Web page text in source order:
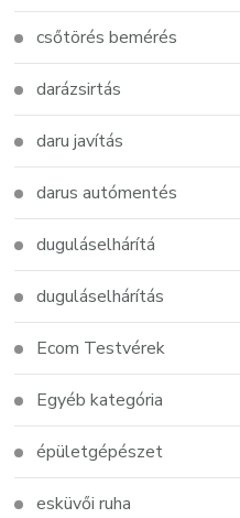
csőtörés bemérés
darázsirtás
daru javítás
darus autómentés
duguláselhárítá
duguláselhárítás
Ecom Testvérek
Egyéb kategória
épületgépészet
esküvői ruha